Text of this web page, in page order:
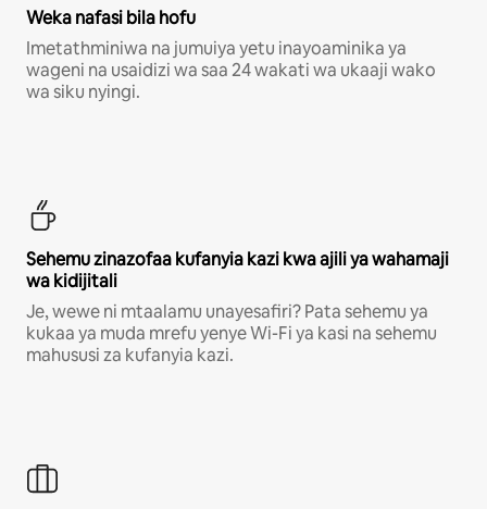
Weka nafasi bila hofu
Imetathminiwa na jumuiya yetu inayoaminika ya
wageni na usaidizi wa saa 24 wakati wa ukaaji wako
wa siku nyingi.
Sehemu zinazofaa kufanyia kazi kwa ajili ya wahamaji
wa kidijitali
Je, wewe ni mtaalamu unayesafiri? Pata sehemu ya
kukaa ya muda mrefu yenye Wi-Fi ya kasi na sehemu
mahususi za kufanyia kazi.